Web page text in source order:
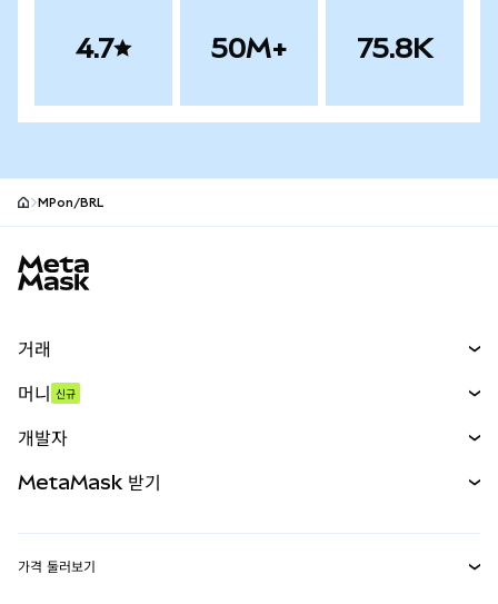
4.7 50M+ 75.8K
MPon/BRL
거래
무기한 선물
실물자산
머니 신규
개발자
MetaMask 받기
가격 둘러보기